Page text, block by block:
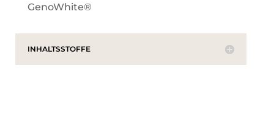
GenoWhite®
INHALTSSTOFFE